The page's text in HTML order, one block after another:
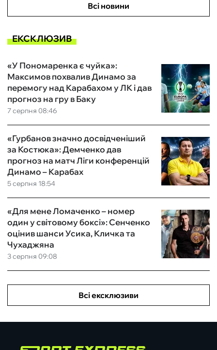
Всі новини
ЕКСКЛЮЗИВ
7 серпня 08:46
«У Пономаренка є чуйка»:
Максимов похвалив Динамо за
перемогу над Карабахом у ЛК і дав
прогноз на гру в Баку
5 серпня 18:54
«Гурбанов значно досвідченіший
за Костюка»: Демченко дав
прогноз на матч Ліги конференцій
Динамо – Карабах
3 серпня 09:08
«Для мене Ломаченко – номер
один у світовому боксі»: Сенченко
оцінив шанси Усика, Кличка та
Чухаджяна
Всі ексклюзиви